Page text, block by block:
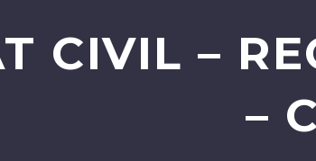
CIVIL –
–